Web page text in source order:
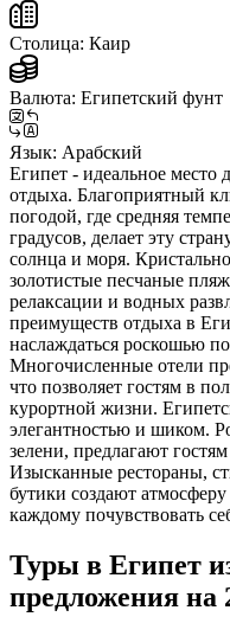
Столица: Каир
Валюта: Египетский фунт
Язык: Арабский
Египет - идеальное место
отдыха. Благоприятный
погодой, где средняя
градусов, делает эту
солнца и моря.
золотистые песчаные
релаксации и водных
преимуществ отдыха в
наслаждаться роскошью
Многочисленные отели
что позволяет гостям в
курортной жизни.
элегантностью и шиком.
зелени, предлагают
Изысканные рестораны,
бутики создают
каждому почувствовать
Туры в Египет
предложения на